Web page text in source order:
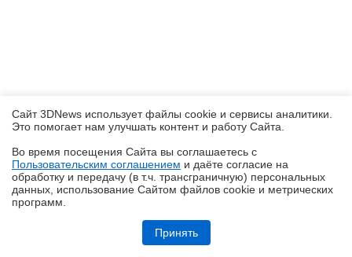
Обзор робота-уборщика Midea VCR V15 MAX ULTRA: не разменивайся
на мелочи (но не переплачивай)
Сайт 3DNews использует файлы cookie и сервисы аналитики.
Это помогает нам улучшать контент и работу Cайта.
Во время посещения Cайта вы соглашаетесь с
Пользовательским соглашением и даёте согласие на
обработку и передачу (в т.ч. трансграничную) персональных
данных, использование Cайтом файлов cookie и метрических
программ.
Принять